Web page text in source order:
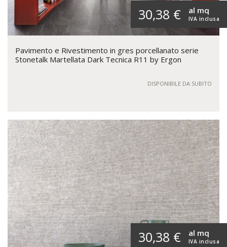
30,38 € IVA inclusa
al mq
Pavimento e Rivestimento in gres porcellanato serie
Stonetalk Martellata Dark Tecnica R11 by Ergon
DISPONIBILE DA SUBITO
30,38 € IVA inclusa
al mq